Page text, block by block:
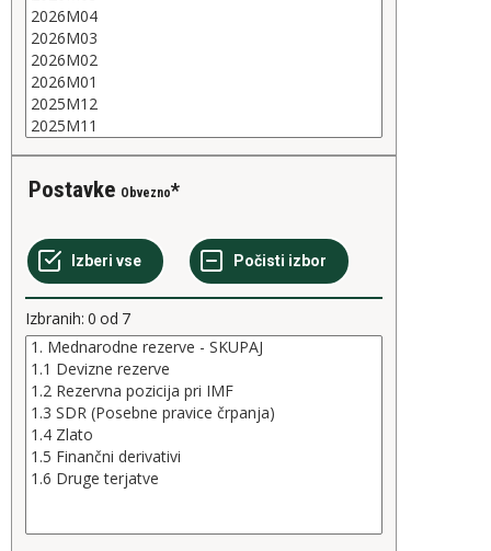
Postavke Obvezno
Izbranih: 0 od 7